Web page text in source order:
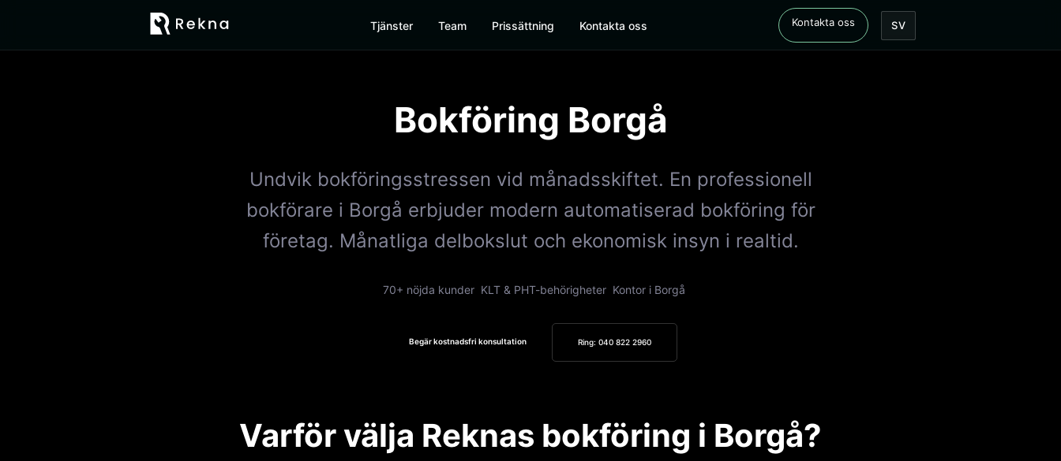
Tjänster Team Prissättning Kontakta oss Kontakta oss SV
Bokföring Borgå
Undvik bokföringsstressen vid månadsskiftet. En professionell
bokförare i Borgå erbjuder modern automatiserad bokföring för
företag. Månatliga delbokslut och ekonomisk insyn i realtid.
70+ nöjda kunder KLT & PHT-behörigheter Kontor i Borgå
Begär kostnadsfri konsultation Ring: 040 822 2960
Varför välja Reknas bokföring i Borgå?